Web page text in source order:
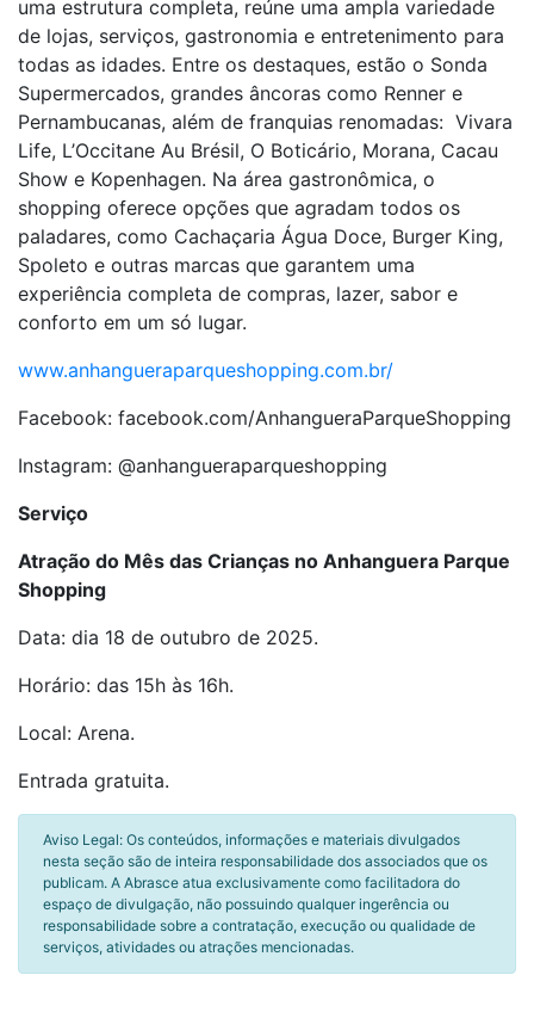
uma estrutura completa, reúne uma ampla variedade
de lojas, serviços, gastronomia e entretenimento para
todas as idades. Entre os destaques, estão o Sonda
Supermercados, grandes âncoras como Renner e
Pernambucanas, além de franquias renomadas: Vivara
Life, L’Occitane Au Brésil, O Boticário, Morana, Cacau
Show e Kopenhagen. Na área gastronômica, o
shopping oferece opções que agradam todos os
paladares, como Cachaçaria Água Doce, Burger King,
Spoleto e outras marcas que garantem uma
experiência completa de compras, lazer, sabor e
conforto em um só lugar.
www.anhangueraparqueshopping.com.br/
Facebook: facebook.com/AnhangueraParqueShopping
Instagram: @anhangueraparqueshopping
Serviço
Atração do Mês das Crianças no Anhanguera Parque
Shopping
Data: dia 18 de outubro de 2025.
Horário: das 15h às 16h.
Local: Arena.
Entrada gratuita.
Aviso Legal: Os conteúdos, informações e materiais divulgados
nesta seção são de inteira responsabilidade dos associados que os
publicam. A Abrasce atua exclusivamente como facilitadora do
espaço de divulgação, não possuindo qualquer ingerência ou
responsabilidade sobre a contratação, execução ou qualidade de
serviços, atividades ou atrações mencionadas.